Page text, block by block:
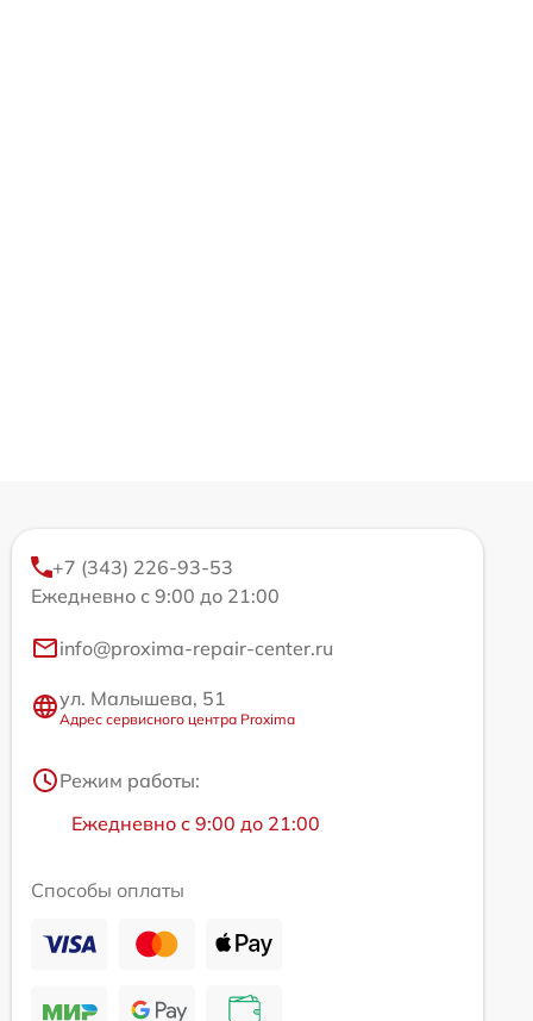
+7 (343) 226-93-53
Ежедневно с 9:00 до 21:00
info@proxima-repair-center.ru
ул. Малышева, 51
Адрес сервисного центра Proxima
Режим работы:
Ежедневно с 9:00 до 21:00
Способы оплаты